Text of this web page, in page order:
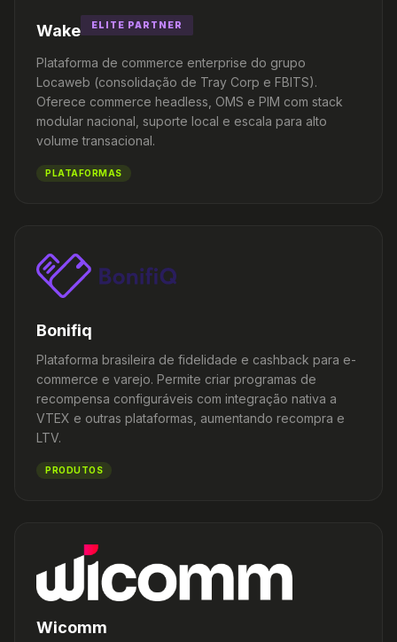
Wake ELITE PARTNER
Plataforma de commerce enterprise do grupo
Locaweb (consolidação de Tray Corp e FBITS).
Oferece commerce headless, OMS e PIM com stack
modular nacional, suporte local e escala para alto
volume transacional.
PLATAFORMAS
Bonifiq
Plataforma brasileira de fidelidade e cashback para e-
commerce e varejo. Permite criar programas de
recompensa configuráveis com integração nativa a
VTEX e outras plataformas, aumentando recompra e
LTV.
PRODUTOS
Wicomm